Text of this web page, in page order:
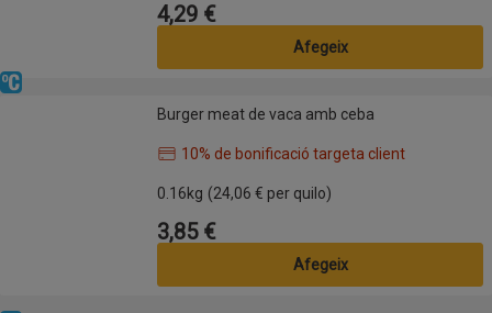
Preu
4,29 €
Afegeix
Burger meat de vaca amb ceba
Refrigerat
Burger meat de vaca amb ceba
10% de bonificació targeta client
0.16kg (24,06 € per quilo)
Preu
3,85 €
Afegeix